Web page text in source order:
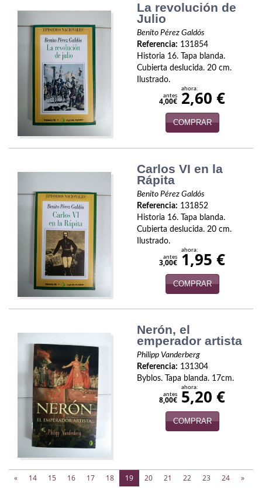
Religión
Segunda Guerra Mundial
Sobre Madrid
Teatro
Terrorismo
La revolución de
Julio
Benito Pérez Galdós
Referencia: 131854
Historia 16. Tapa blanda.
Cubierta deslucida. 20 cm.
Ilustrado.
antes
4,00€
ahora:
2,60 €
COMPRAR
Carlos VI en la
Rápita
Benito Pérez Galdós
Referencia: 131852
Historia 16. Tapa blanda.
Cubierta deslucida. 20 cm.
Ilustrado.
antes
3,00€
ahora:
1,95 €
COMPRAR
Nerón, el
emperador artista
Philipp Vanderberg
Referencia: 131304
Byblos. Tapa blanda. 17cm.
antes
8,00€
ahora:
5,20 €
COMPRAR
« 14 15 16 17 18 19(current)
20 21 22 23 24 »